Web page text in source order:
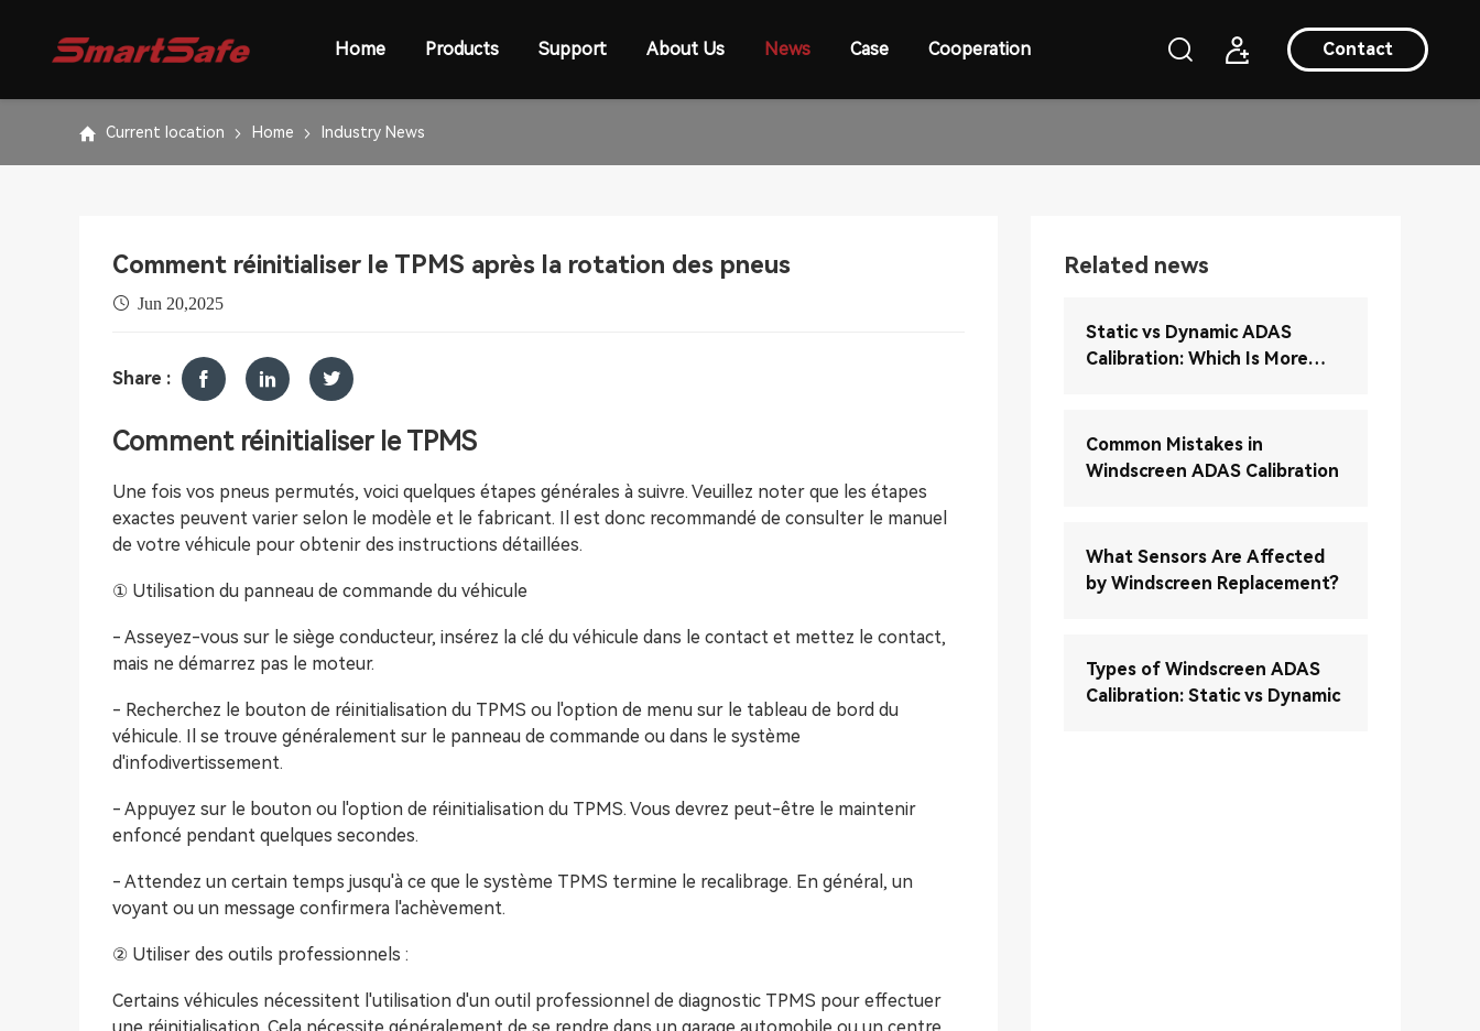
Contact
Home Products Support About Us News Case Cooperation
Current location Home Industry News
Comment réinitialiser le TPMS après la rotation des pneus
Jun 20,2025
Share :
Comment réinitialiser le TPMS
Une fois vos pneus permutés, voici quelques étapes générales à suivre. Veuillez noter que les étapes
exactes peuvent varier selon le modèle et le fabricant. Il est donc recommandé de consulter le manuel
de votre véhicule pour obtenir des instructions détaillées.
① Utilisation du panneau de commande du véhicule
- Asseyez-vous sur le siège conducteur, insérez la clé du véhicule dans le contact et mettez le contact,
mais ne démarrez pas le moteur.
- Recherchez le bouton de réinitialisation du TPMS ou l'option de menu sur le tableau de bord du
véhicule. Il se trouve généralement sur le panneau de commande ou dans le système
d'infodivertissement.
- Appuyez sur le bouton ou l'option de réinitialisation du TPMS. Vous devrez peut-être le maintenir
enfoncé pendant quelques secondes.
- Attendez un certain temps jusqu'à ce que le système TPMS termine le recalibrage. En général, un
voyant ou un message confirmera l'achèvement.
② Utiliser des outils professionnels :
Certains véhicules nécessitent l'utilisation d'un outil professionnel de diagnostic TPMS pour effectuer
Related news
Static vs Dynamic ADAS
Calibration: Which Is More
Common Mistakes in
Windscreen ADAS Calibration
What Sensors Are Affected
by Windscreen Replacement?
Types of Windscreen ADAS
Calibration: Static vs Dynamic